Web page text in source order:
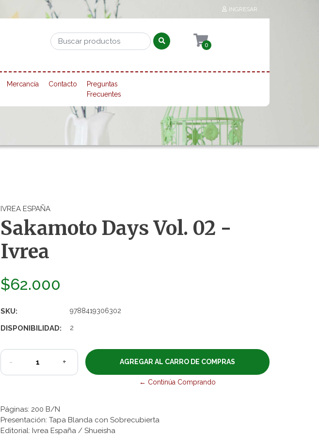
INGRESAR
0
Mercancía Contacto
Preguntas
Frecuentes
IVREA ESPAÑA
Sakamoto Days Vol. 02 -
Ivrea
$62.000
SKU: 9788419306302
DISPONIBILIDAD: 2
- +
← Continúa Comprando
Páginas: 200 B/N
Presentación: Tapa Blanda con Sobrecubierta
Editorial: Ivrea España / Shueisha